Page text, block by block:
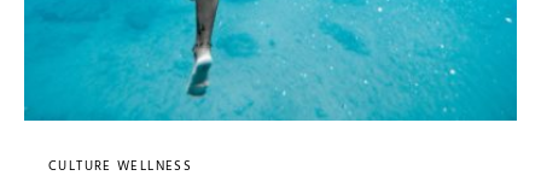
CULTURE WELLNESS